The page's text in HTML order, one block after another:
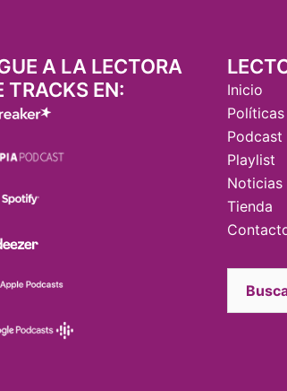
A LA LECTORA
TRACKS EN:
Inicio
Podcast
Playlist
Noticias
Tienda